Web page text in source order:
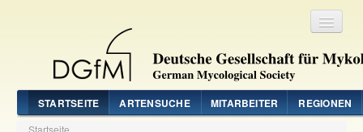
STARTSEITE ARTENSUCHE MITARBEITER REGIONEN
Startseite